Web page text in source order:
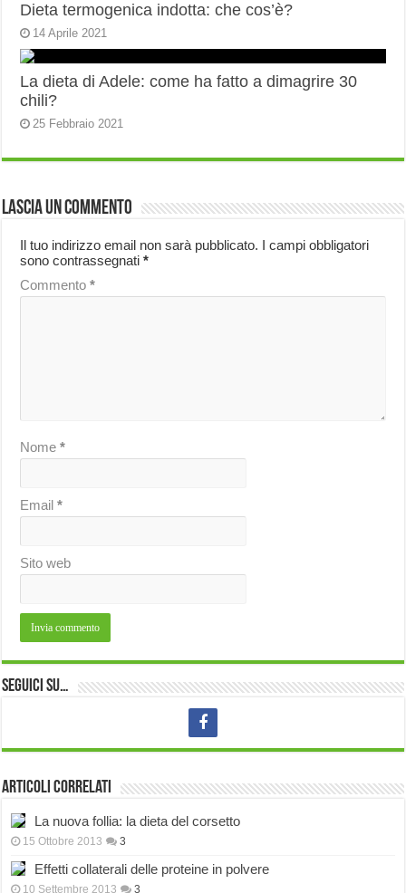
Dieta termogenica indotta: che cos’è?
14 Aprile 2021
La dieta di Adele: come ha fatto a dimagrire 30
chili?
25 Febbraio 2021
Lascia un commento
Il tuo indirizzo email non sarà pubblicato. I campi obbligatori
sono contrassegnati*
Commento*
Nome*
Email*
Sito web
Seguici su…
Articoli correlati
La nuova follia: la dieta del corsetto
15 Ottobre 2013 3
Effetti collaterali delle proteine in polvere
10 Settembre 2013 3